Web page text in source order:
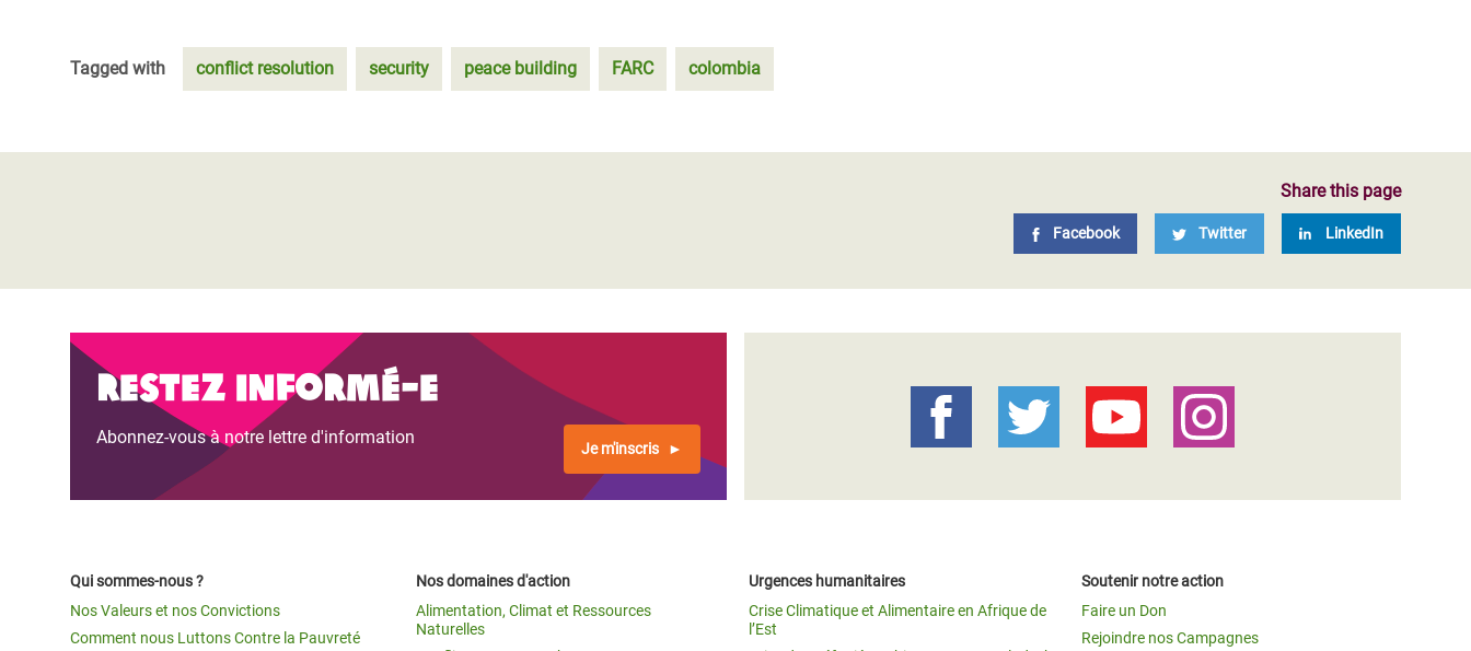
Tagged with conflict resolution security peace building FARC colombia
Share this page
Facebook Twitter LinkedIn
Restez informé-e
Abonnez-vous à notre lettre d'information
Je m'inscris
Qui sommes-nous ?
Nos Valeurs et nos Convictions
Comment nous Luttons Contre la Pauvreté
Nos domaines d'action
Alimentation, Climat et Ressources
Naturelles
Urgences humanitaires
Crise Climatique et Alimentaire en Afrique de
l’Est
Soutenir notre action
Faire un Don
Rejoindre nos Campagnes